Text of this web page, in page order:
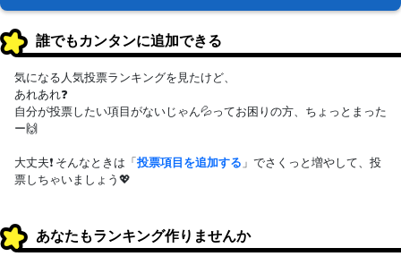
誰でもカンタンに追加できる
気になる人気投票ランキングを見たけど、
あれあれ❓
自分が投票したい項目がないじゃん💦ってお困りの方、ちょっとまった
ー🙌
大丈夫❗ そんなときは「 投票項目を追加する 」でさくっと増やして、投
票しちゃいましょう💖
あなたもランキング作りませんか